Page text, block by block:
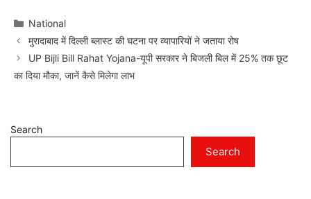
Categories
National
मुरादाबाद में दिल्ली ब्लास्ट की घटना पर व्यापारियों ने जताया रोष
UP Bijli Bill Rahat Yojana-यूपी सरकार ने बिजली बिल में 25% तक छूट
का दिया मौका, जानें कैसे मिलेगा लाभ
Search
Search